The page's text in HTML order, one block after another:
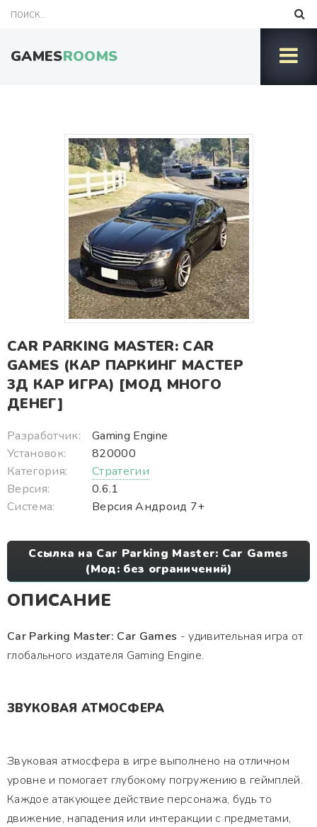
GAMESROOMS
CAR PARKING MASTER: CAR
GAMES (КАР ПАРКИНГ МАСТЕР
3Д КАР ИГРА) [МОД МНОГО
ДЕНЕГ]
Разработчик:
Gaming Engine
Установок:
820000
Категория:
Стратегии
Версия:
0.6.1
Система:
Версия Андроид 7+
Ссылка на Car Parking Master: Car Games
(Мод: без ограничений)
ОПИСАНИЕ
Car Parking Master: Car Games - удивительная игра от
глобального издателя Gaming Engine.
ЗВУКОВАЯ АТМОСФЕРА
Звуковая атмосфера в игре выполнено на отличном
уровне и помогает глубокому погружению в геймплей.
Каждое атакующее действие персонажа, будь то
движение, нападения или интеракции с предметами,